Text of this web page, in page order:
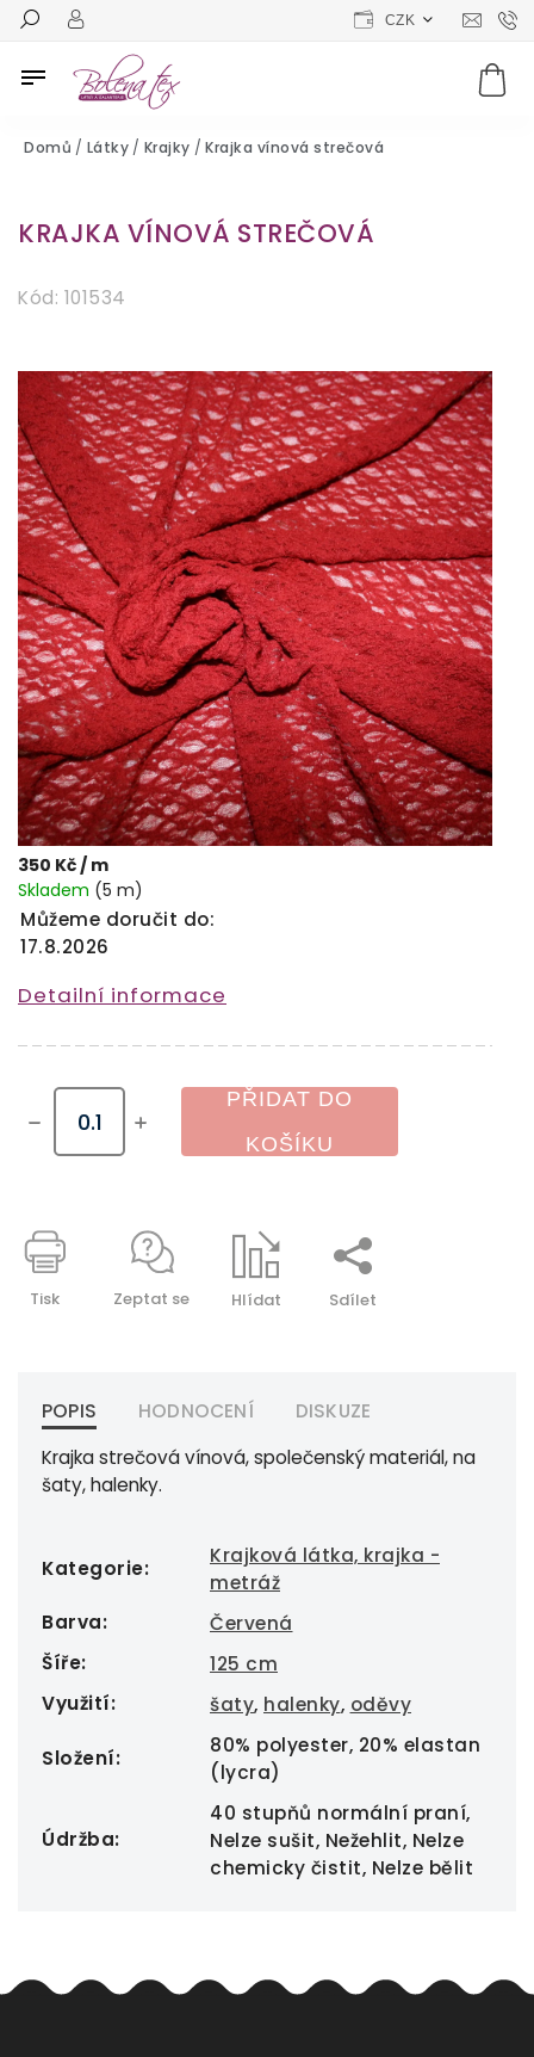
CZK
Domů / Látky / Krajky / Krajka vínová strečová
KRAJKA VÍNOVÁ STREČOVÁ
Kód: 101534
350 Kč/ m
Skladem (5 m)
Můžeme doručit do:
17.8.2026
PŘIDAT DO
KOŠÍKU
Detailní informace
Tisk Zeptat se Hlídat Sdílet
POPIS HODNOCENÍ
DISKUZE
Krajka strečová vínová, společenský materiál, na
šaty, halenky.
Kategorie:
Krajková látka, krajka -
metráž
Barva:
Červená
Šíře:
125 cm
Využití: šaty, halenky, oděvy
Složení:
80% polyester, 20% elastan
(lycra)
Údržba:
40 stupňů normální praní,
Nelze sušit, Nežehlit, Nelze
chemicky čistit, Nelze bělit